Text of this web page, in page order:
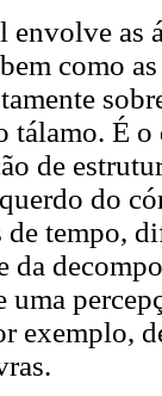
envolve as
como
tálamo. É
de
do
de tempo,
da
uma
exemplo,